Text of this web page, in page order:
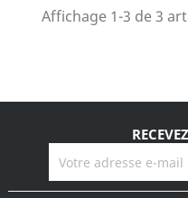
Affichage 1-3 de 3